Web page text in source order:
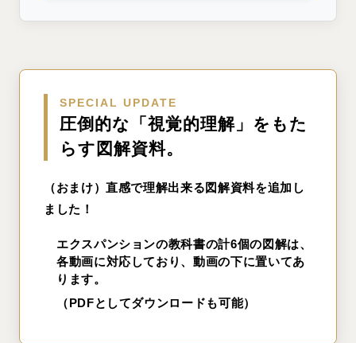
SPECIAL UPDATE
圧倒的な「視覚的理解」をもた
らす図解資料。
（おまけ）直感で理解出来る図解資料を追加し
ました！
エクスパンションの教科書の計6個の図解は、
各動画に対応しており、動画の下に置いてあ
ります。
（PDFとしてダウンロードも可能）